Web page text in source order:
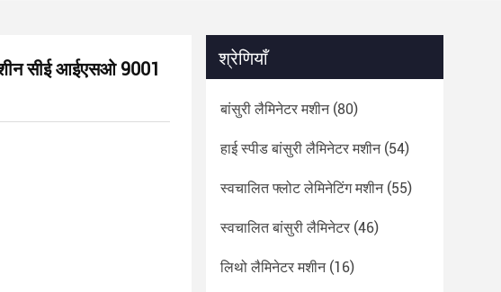
सीई आईएसओ 9001
श्रेणियाँ
बांसुरी लैमिनेटर मशीन(80)
हाई स्पीड बांसुरी लैमिनेटर मशीन(54)
स्वचालित फ्लोट लेमिनेटिंग मशीन(55)
स्वचालित बांसुरी लैमिनेटर (46)
लिथो लैमिनेटर मशीन(16)